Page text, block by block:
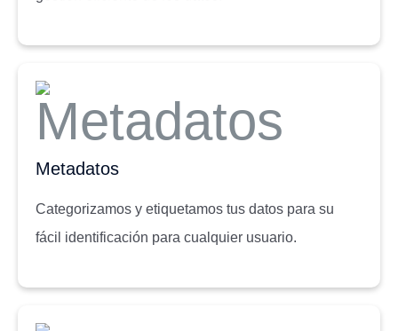
Metadatos
Categorizamos y etiquetamos tus datos para su
fácil identificación para cualquier usuario.